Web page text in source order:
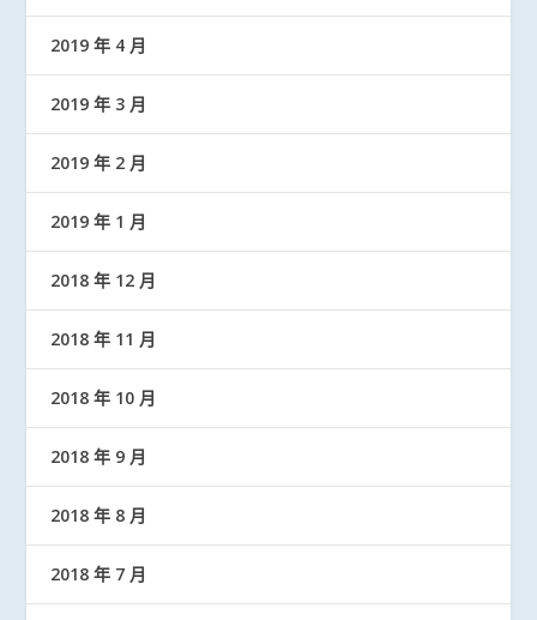
2019 年 4 月
2019 年 3 月
2019 年 2 月
2019 年 1 月
2018 年 12 月
2018 年 11 月
2018 年 10 月
2018 年 9 月
2018 年 8 月
2018 年 7 月